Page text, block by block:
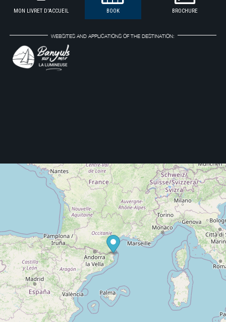
MON LIVRET D'ACCUEIL BOOK BROCHURE
WEBSITES AND APPLICATIONS OF THE DESTINATION: